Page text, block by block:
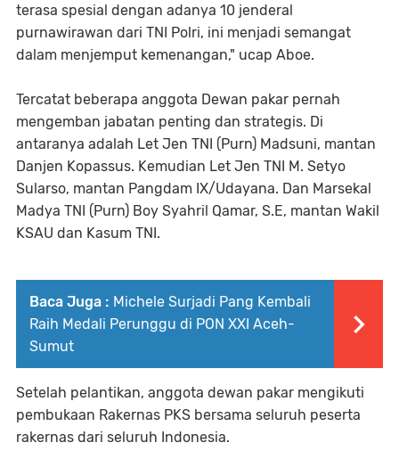
terasa spesial dengan adanya 10 jenderal
purnawirawan dari TNI Polri, ini menjadi semangat
dalam menjemput kemenangan," ucap Aboe.
Tercatat beberapa anggota Dewan pakar pernah
mengemban jabatan penting dan strategis. Di
antaranya adalah Let Jen TNI (Purn) Madsuni, mantan
Danjen Kopassus. Kemudian Let Jen TNI M. Setyo
Sularso, mantan Pangdam IX/Udayana. Dan Marsekal
Madya TNI (Purn) Boy Syahril Qamar, S.E, mantan Wakil
KSAU dan Kasum TNI.
Baca Juga : Michele Surjadi Pang Kembali
Raih Medali Perunggu di PON XXI Aceh-
Sumut
Setelah pelantikan, anggota dewan pakar mengikuti
pembukaan Rakernas PKS bersama seluruh peserta
rakernas dari seluruh Indonesia.